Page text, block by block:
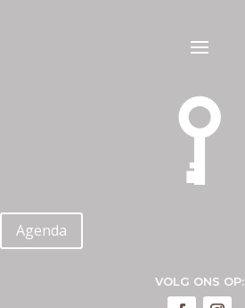
Agenda
VOLG ONS OP: